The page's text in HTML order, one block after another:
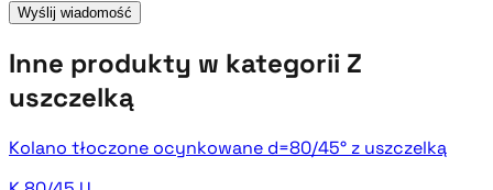
Wyślij wiadomość
Inne produkty w kategorii Z
uszczelką
Kolano tłoczone ocynkowane d=80/45° z uszczelką